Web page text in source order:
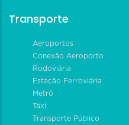
Transporte
Aeroportos
Conexão Aeroporto
Rodoviária
Estação Ferroviária
Metrô
Táxi
Transporte Público